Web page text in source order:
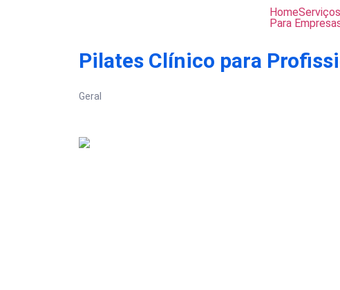
HomeServiços
Para
Pilates Clínico para
Geral